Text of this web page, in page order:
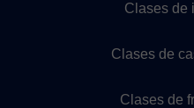
Clases de
Clases de
Clases de